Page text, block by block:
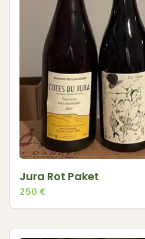
Jura Rot Paket
250 €